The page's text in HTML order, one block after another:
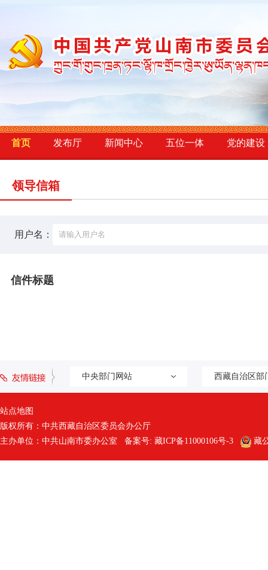
首页 发布厅 新闻中心 五位一体 党的建设
领导信箱
用户名：
信件标题
中央部门网站 西藏自治区部
站点地图
版权所有：中共西藏自治区委员会办公厅
主办单位：中共山南市委办公室 备案号: 藏ICP备11000106号-3 藏